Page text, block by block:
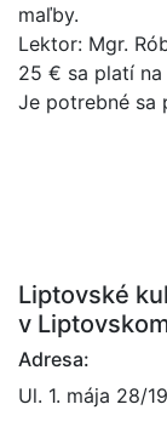
maľby.
Lektor: Mgr.
25 € sa platí
Je potrebné sa
Liptovské
v
Adresa:
Ul. 1. mája 28/